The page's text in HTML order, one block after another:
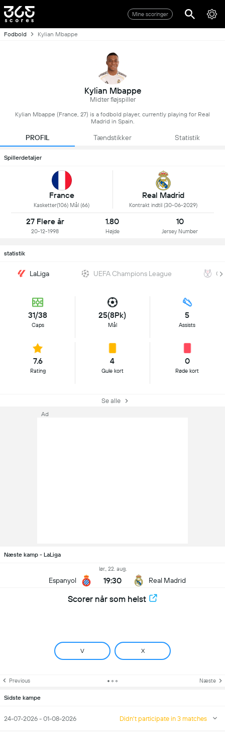
Mine scoringer
Fodbold Kylian Mbappe
Kylian Mbappe
Midter fløjspiller
Kylian Mbappe (France, 27) is a fodbold player, currently playing for Real
Madrid in Spain.
PROFIL Tændstikker Statistik
Spillerdetaljer
France
Kasketter(106) Mål (66)
Real Madrid
Kontrakt indtil (30-06-2029)
27 Flere år
20-12-1998
1.80
Højde
10
Jersey Number
statistik
LaLiga UEFA Champions League
31/38
Caps
25(8Pk)
Mål
5
Assists
7.6
Rating
4
Gule kort
0
Røde kort
Se alle
Ad
Næste kamp - LaLiga
Espanyol
lør., 22. aug.
19:30 Real Madrid
Scorer når som helst
V X
Previous Næste
Sidste kampe
24-07-2026 - 01-08-2026 Didn't participate in 3 matches